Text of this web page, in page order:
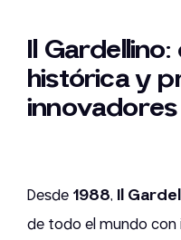
Il
histórica y
innovadores
Desde 1988, Il
de todo el mundo